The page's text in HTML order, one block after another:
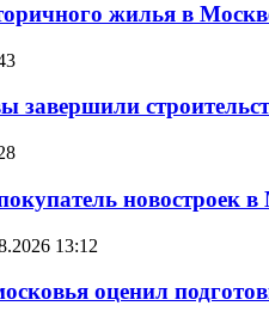
жилья в
завершили
новостроек
13:12
оценил